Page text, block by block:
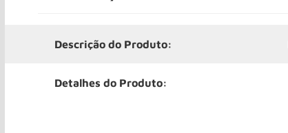
Descrição do Produto:
Detalhes do Produto: